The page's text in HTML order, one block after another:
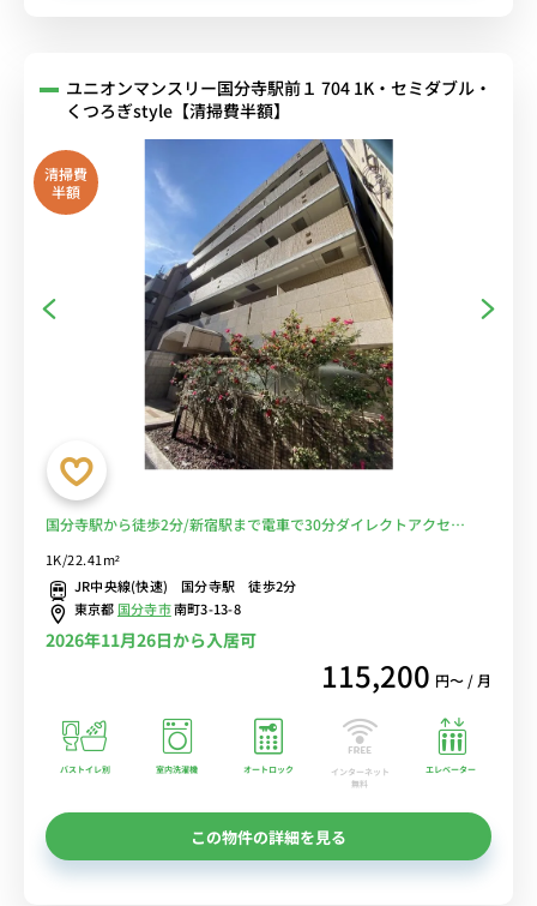
ユニオンマンスリー国分寺駅前１ 704 1K・セミダブル・
くつろぎstyle【清掃費半額】
清掃費
半額
国分寺駅から徒歩2分/新宿駅まで電車で30分ダイレクトアクセ
1K/22.41m²
JR中央線(快速) 国分寺駅 徒歩2分
東京都 国分寺市南町3-13-8
2026年11月26日から入居可
115,200 円〜 / 月
バストイレ別 室内洗濯機 オートロック
インターネット
無料
エレベーター
この物件の詳細を見る